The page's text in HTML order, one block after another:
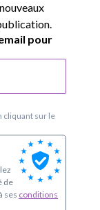
pour
cliquant sur le
de
ses conditions